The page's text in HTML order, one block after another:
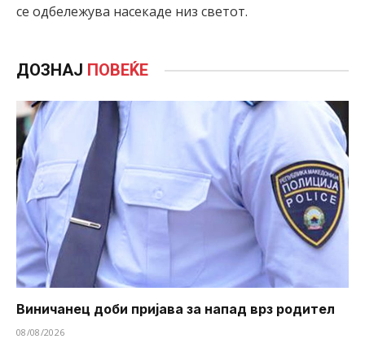
се одбележува насекаде низ светот.
ДОЗНАЈ ПОВЕЌЕ
Виничанец доби пријава за напад врз родител
08/08/2026